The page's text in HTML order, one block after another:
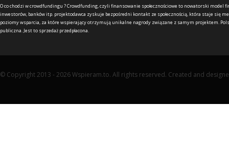
O co chodzi w crowdfundingu ?Crowdfunding, czyli finansowanie społecznościowe to nowatorski model
inwestorów, banków itp. projektodawca zyskuje bezpośredni kontakt ze społecznością, która staje się
poziomy wsparcia, za które wspierający otrzymują unikalne nagrody związane z samym projektem.
publiczna. Jest to sprzedaż przedpłacona.
© Copyright 2013 - 2026 Wspieram.to. All rights reserved. Created and